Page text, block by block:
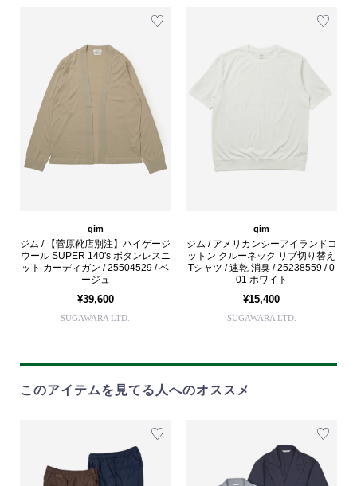
gim
ジム / 【菅原靴店別注】ハイゲージ
ウール SUPER 140's ボタンレスニ
ット カーディガン / 25504529 / ベ
ージュ
¥39,600
SUGAWARA LTD.
gim
ジム / アメリカンシーアイランドコ
ットン クルーネック リブ切り替え
Tシャツ / 速乾 消臭 / 25238559 / 0
01 ホワイト
¥15,400
SUGAWARA LTD.
このアイテムを見てる人へのオススメ